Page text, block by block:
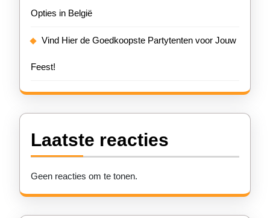
Opties in België
Vind Hier de Goedkoopste Partytenten voor Jouw
Feest!
Laatste reacties
Geen reacties om te tonen.